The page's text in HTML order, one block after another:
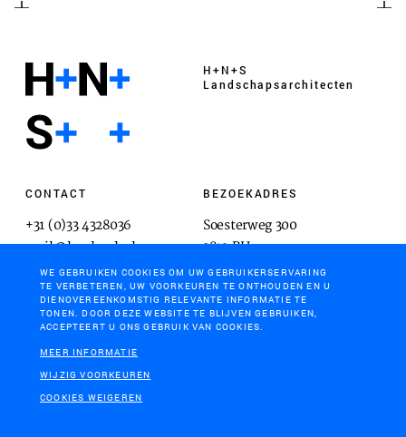
H+N+S
Landschaps­architecten
CONTACT
+31 (0)33 4328036
mail@hnsland.nl
BEZOEKADRES
Soesterweg 300
3812 BH
Amersfoort
POSTADRES
Postbus 1603
3800 BP
Amersfoort
WE GEBRUIKEN COOKIES OM UW GEBRUIKERSERVARING
TE VERBETEREN, UW VOORKEUREN TE ONTHOUDEN EN U
DIENOVEREENKOMSTIG RELEVANTE INFORMATIE TE
TONEN. DOOR DEZE WEBSITE TE BLIJVEN GEBRUIKEN,
ACCEPTEERT U ONS GEBRUIK VAN COOKIES.
MEER INFORMATIE
WIJZIG VOORKEUREN
COOKIES WEIGEREN